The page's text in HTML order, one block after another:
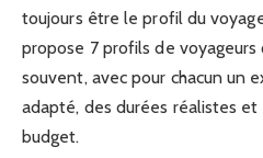
toujours être le profil du
propose 7 profils de
souvent, avec pour chacun un
adapté, des durées réalistes
budget.